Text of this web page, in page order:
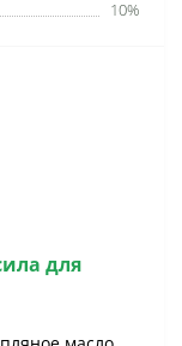
10%
для